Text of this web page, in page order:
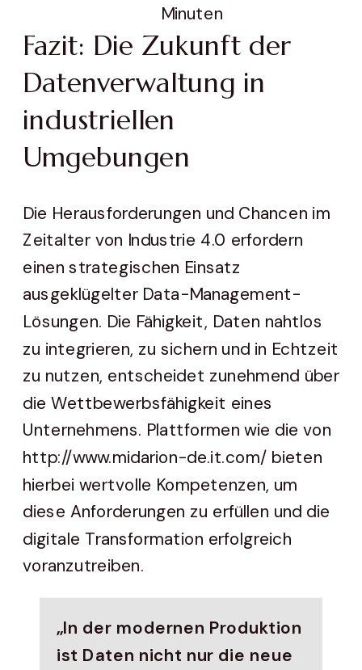
Minuten
Fazit: Die Zukunft der
Datenverwaltung in
industriellen
Umgebungen
Die Herausforderungen und Chancen im
Zeitalter von Industrie 4.0 erfordern
einen strategischen Einsatz
ausgeklügelter Data-Management-
Lösungen. Die Fähigkeit, Daten nahtlos
zu integrieren, zu sichern und in Echtzeit
zu nutzen, entscheidet zunehmend über
die Wettbewerbsfähigkeit eines
Unternehmens. Plattformen wie die von
http://www.midarion-de.it.com/ bieten
hierbei wertvolle Kompetenzen, um
diese Anforderungen zu erfüllen und die
digitale Transformation erfolgreich
voranzutreiben.
„In der modernen Produktion
ist Daten nicht nur die neue